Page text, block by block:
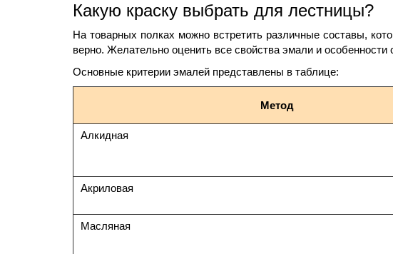
Какую краску выбрать для лестницы?
На товарных полках можно встретить различные составы,
верно. Желательно оценить все свойства эмали и
Основные критерии эмалей представлены в таблице:
Метод
Алкидная
Акриловая
Масляная